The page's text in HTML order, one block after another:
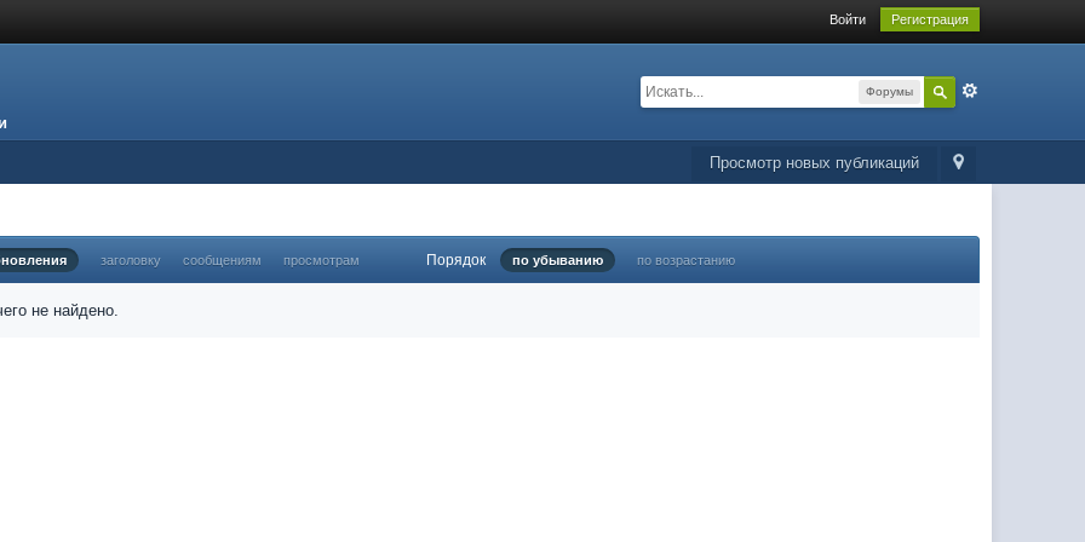
Войти Регистрация
Форумы
Просмотр новых публикаций
заголовку сообщениям просмотрам Порядок по убыванию по возрастанию
не найдено.